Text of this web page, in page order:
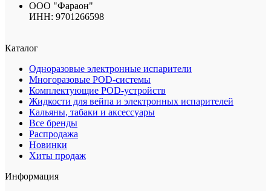
ООО "Фараон"
ИНН: 9701266598
Каталог
Одноразовые электронные испарители
Многоразовые POD-системы
Комплектующие POD-устройств
Жидкости для вейпа и электронных испарителей
Кальяны, табаки и аксессуары
Все бренды
Распродажа
Новинки
Хиты продаж
Информация